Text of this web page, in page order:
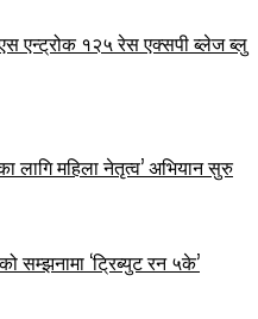
एन्ट्रोक १२५ रेस एक्सपी ब्लेज ब्लु
लागि महिला नेतृत्व’ अभियान सुरु
सम्झनामा ‘ट्रिब्युट रन ५के’